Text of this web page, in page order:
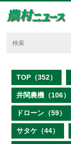
TOP（352）
井関農機（106）
ドローン（59）
サタケ（44）